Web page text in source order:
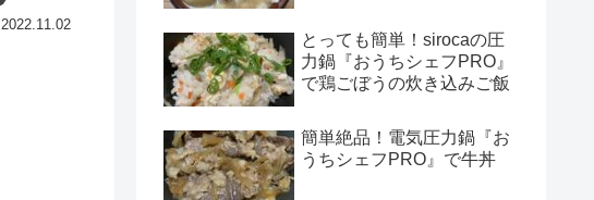
2022.11.02
とっても簡単！sirocaの圧
力鍋『おうちシェフPRO』
で鶏ごぼうの炊き込みご飯
簡単絶品！電気圧力鍋『お
うちシェフPRO』で牛丼